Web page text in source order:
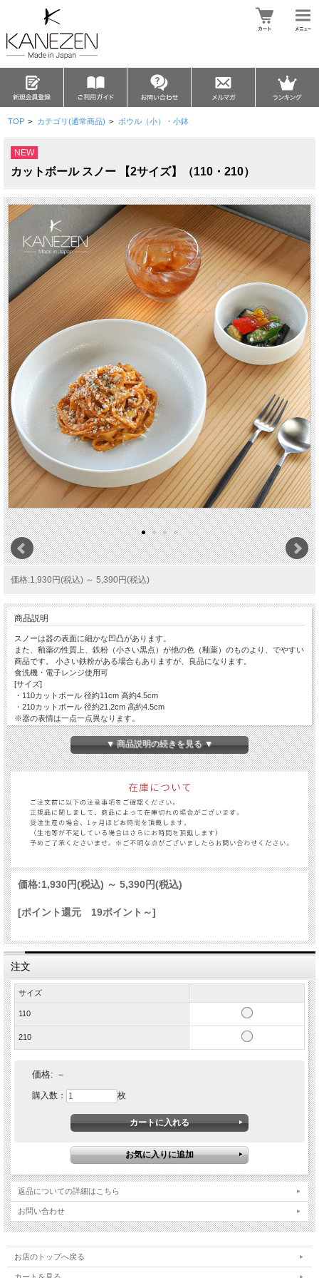
TOP > カテゴリ(通常商品) > ボウル（小）・小鉢
NEW
カットボール スノー 【2サイズ】（110・210）
価格:1,930円(税込) ～ 5,390円(税込)
商品説明
スノーは器の表面に細かな凹凸があります。
また、釉薬の性質上、鉄粉（小さい黒点）が他の色（釉薬）のものより、でやすい
商品です。 小さい鉄粉がある場合もありますが、良品になります。
食洗機・電子レンジ使用可
[サイズ]
・110カットボール 径約11cm 高約4.5cm
・210カットボール 径約21.2cm 高約4.5cm
※器の表情は一点一点異なります。
商品の取り扱い等については、Infomationの「和食器のこと・扱い方」に記載して
おります。
スマートフォンの方は、項目「サイトマップ」の下部にinfomationがございます。
▼ 商品説明の続きを見る ▼
価格:1,930円(税込) ～ 5,390円(税込)
[ポイント還元 19ポイント～]
注文
サイズ
110
210
価格: －
購入数： 枚
返品についての詳細はこちら
お問い合わせ
お店のトップへ戻る